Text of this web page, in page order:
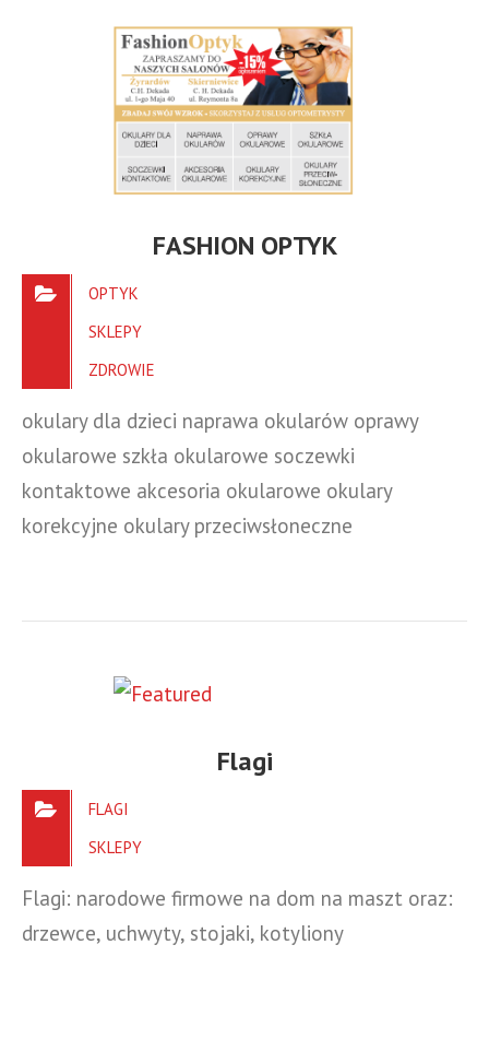
FASHION OPTYK
OPTYK
SKLEPY
ZDROWIE
okulary dla dzieci naprawa okularów oprawy
okularowe szkła okularowe soczewki
kontaktowe akcesoria okularowe okulary
korekcyjne okulary przeciwsłoneczne
Flagi
FLAGI
SKLEPY
Flagi: narodowe firmowe na dom na maszt oraz:
drzewce, uchwyty, stojaki, kotyliony